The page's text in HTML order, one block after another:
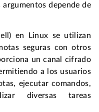
depende de
en Linux se utilizan
seguras con otros
un canal cifrado
a los usuarios
ejecutar comandos,
diversas tareas